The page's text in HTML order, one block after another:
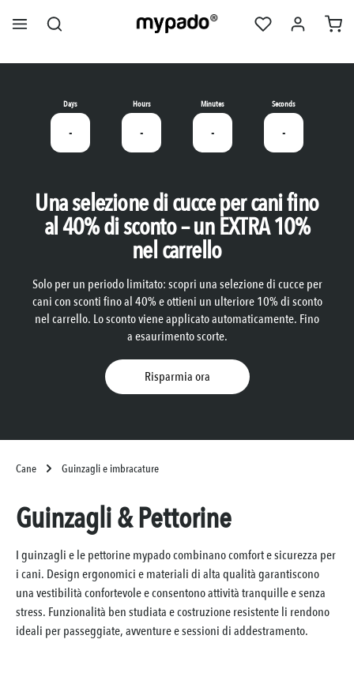
principale
Days
-
Hours
-
Minutes
-
Seconds
-
Una selezione di cucce per cani fino
al 40% di sconto – un EXTRA 10%
nel carrello
Solo per un periodo limitato: scopri una selezione di cucce per
cani con sconti fino al 40% e ottieni un ulteriore 10% di sconto
nel carrello. Lo sconto viene applicato automaticamente. Fino
a esaurimento scorte.
Risparmia ora
Cane Guinzagli e imbracature
Guinzagli & Pettorine
I guinzagli e le pettorine mypado combinano comfort e sicurezza per
i cani. Design ergonomici e materiali di alta qualità garantiscono
una vestibilità confortevole e consentono attività tranquille e senza
stress. Funzionalità ben studiata e costruzione resistente li rendono
ideali per passeggiate, avventure e sessioni di addestramento.